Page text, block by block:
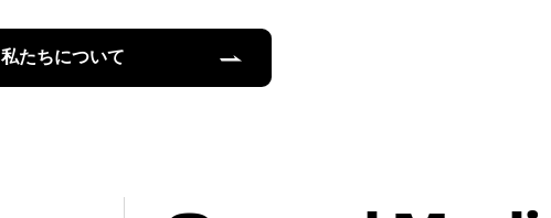
私たちについて